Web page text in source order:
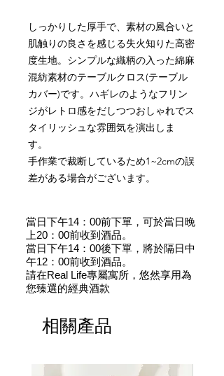
しっかりした厚手で、素材の風合いと
肌触りの良さを感じる失火知りた高密
度生地。シンプルな織柄の入った綿麻
混紡素材のテーブルクロス(テーブル
カバー)です。ハギレのようなフリン
ジがレトロ感をだしつつおしゃれでス
タイリッシュな雰囲気を演出しま
す。
手作業で裁断しているため1~2cmの誤
差がある場合がございます。
當日下午14：00前下單，可於當日晚
上20：00前收到酒品。
當日下午14：00後下單，將於隔日中
午12：00前收到酒品。
請在Real Life專屬寓所，悠然享用為
您臻選的經典酒款
相關產品